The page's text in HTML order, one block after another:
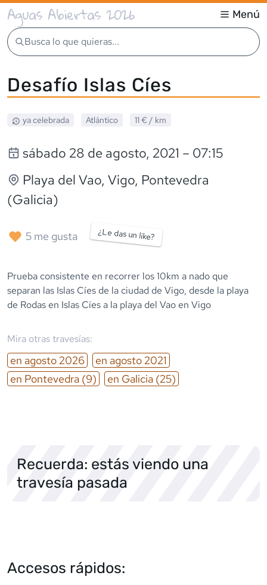
Aguas Abiertas 2026 Menú
Busca lo que quieras...
Desafío Islas Cíes
ya celebrada Atlántico 11 € / km
sábado 28 de agosto, 2021 – 07:15
Playa del Vao, Vigo, Pontevedra
(Galicia)
5 me gusta ¿Le das un like?
Prueba consistente en recorrer los 10km a nado que
separan las Islas Cíes de la ciudad de Vigo, desde la playa
de Rodas en Islas Cíes a la playa del Vao en Vigo
Mira otras travesías:
en agosto 2026 en agosto 2021
en Pontevedra (9) en Galicia (25)
Recuerda: estás viendo una
travesía pasada
Accesos rápidos: